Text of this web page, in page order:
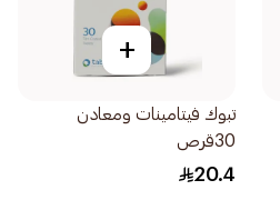
+
تبوك فيتامينات ومعادن
30قرص
20.4